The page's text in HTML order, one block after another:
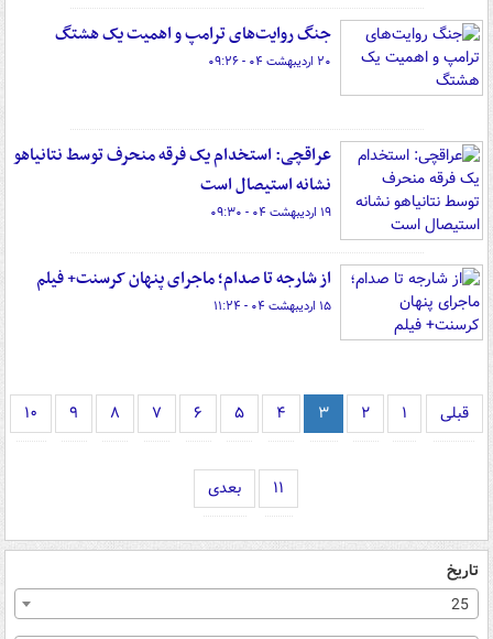
جنگ روایت‌های ترامپ و اهمیت یک هشتگ
۲۰ اردیبهشت ۰۴ - ۰۹:۲۶
عراقچی: استخدام یک فرقه منحرف توسط نتانیاهو
نشانه استیصال است
۱۹ اردیبهشت ۰۴ - ۰۹:۳۰
از شارجه تا صدام؛ ماجرای پنهان کرسنت+ فیلم
۱۵ اردیبهشت ۰۴ - ۱۱:۲۴
قبلی ۱ ۲ ۳ ۴ ۵ ۶ ۷ ۸ ۹ ۱۰
۱۱ بعدی
تاریخ
25